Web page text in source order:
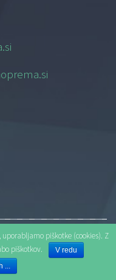
piškotke (cookies). Z
piškotkov.
V redu
...